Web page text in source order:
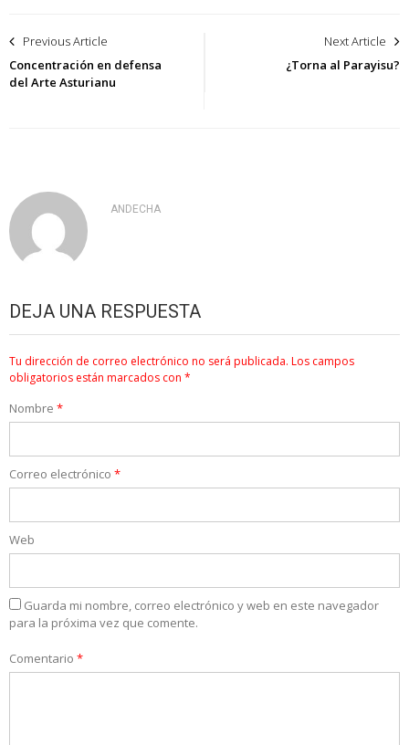
Navegación
de
Previous Article
Concentración en defensa
del Arte Asturianu
Next Article
¿Torna al Parayisu?
ANDECHA
DEJA UNA RESPUESTA
Tu dirección de correo electrónico no será publicada. Los campos
obligatorios están marcados con *
Nombre *
Correo electrónico *
Web
Guarda mi nombre, correo electrónico y web en este navegador
para la próxima vez que comente.
Comentario *